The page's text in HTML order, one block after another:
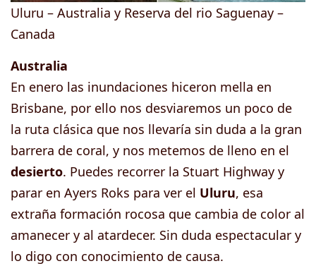
Uluru – Australia y Reserva del rio Saguenay –
Canada
Australia
En enero las inundaciones hiceron mella en
Brisbane, por ello nos desviaremos un poco de
la ruta clásica que nos llevaría sin duda a la gran
barrera de coral, y nos metemos de lleno en el
desierto. Puedes recorrer la Stuart Highway y
parar en Ayers Roks para ver el Uluru, esa
extraña formación rocosa que cambia de color al
amanecer y al atardecer. Sin duda espectacular y
lo digo con conocimiento de causa.